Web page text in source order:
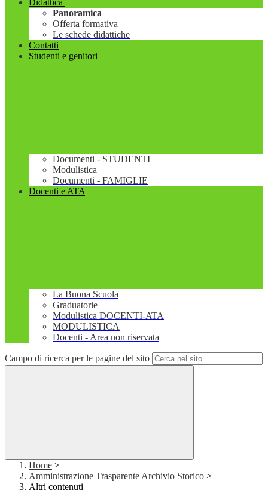
Didattica
Panoramica
Offerta formativa
Le schede didattiche
Contatti
Studenti e genitori
Documenti - STUDENTI
Modulistica
Documenti - FAMIGLIE
Docenti e ATA
La Buona Scuola
Graduatorie
Modulistica DOCENTI-ATA
MODULISTICA
Docenti - Area non riservata
Campo di ricerca per le pagine del sito
Home >
Amministrazione Trasparente Archivio Storico >
Altri contenuti